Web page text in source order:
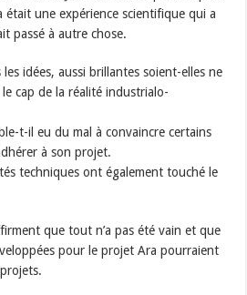
était une expérience scientifique qui a
passé à autre chose.
idées, aussi brillantes soient-elles ne
cap de la réalité industrialo-
t-il eu du mal à convaincre certains
à son projet.
techniques ont également touché le
que tout n’a pas été vain et que
pour le projet Ara pourraient